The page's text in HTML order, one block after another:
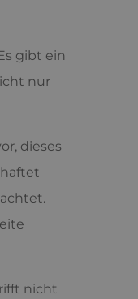
gibt ein
nur
dieses
nicht